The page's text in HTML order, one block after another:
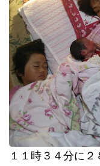
１１時３４分に